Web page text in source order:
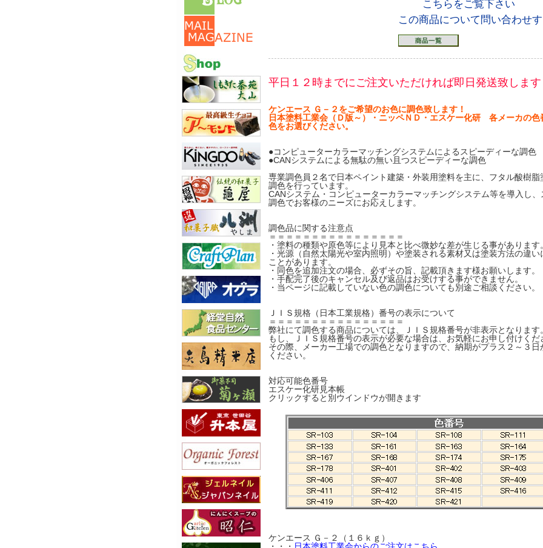
こちらをご覧下さい
この商品について問い合わせ
平日１２時までにご注文いただければ即日発送致します
ケンエース Ｇ－２をご希望のお色に調色致します！
日本塗料工業会（Ｄ版～）・ニッペＮＤ・エスケー化研 各メーカの色
色をお選びください。
●コンピューターカラーマッチングシステムによるスピーディーな調色
●CANシステムによる無駄の無い且つスピーディーな調色
専業調色員２名で日本ペイント建築・外装用塗料を主に、フタル酸樹
調色を行っています。
CANシステム・コンピューターカラーマッチングシステム等を導入し
調色でお客様のニーズにお応えします。
調色品に関する注意点
＝＝＝＝＝＝＝＝＝＝＝＝＝＝＝＝
・塗料の種類や原色等により見本と比べ微妙な差が生じる事があります
・光源（自然太陽光や室内照明）や塗装される素材又は塗装方法の違
ことがあります。
・同色を追加注文の場合、必ずその旨、記載頂きます様お願いします。
・手配完了後のキャンセル及び返品はお受けする事ができません。
・当ページに記載していない色の調色についても別途ご相談ください。
ＪＩＳ規格（日本工業規格）番号の表示について
＝＝＝＝＝＝＝＝＝＝＝＝＝＝＝＝
弊社にて調色する商品については、ＪＩＳ規格番号が非表示となります
もし、ＪＩＳ規格番号の表示が必要な場合は、お気軽にお申し付けくだ
その際、メーカー工場での調色となりますので、納期がプラス２～３
ください。
対応可能色番号
エスケー化研見本帳
クリックすると別ウインドウが開きます
ケンエース Ｇ－２（１６ｋｇ）